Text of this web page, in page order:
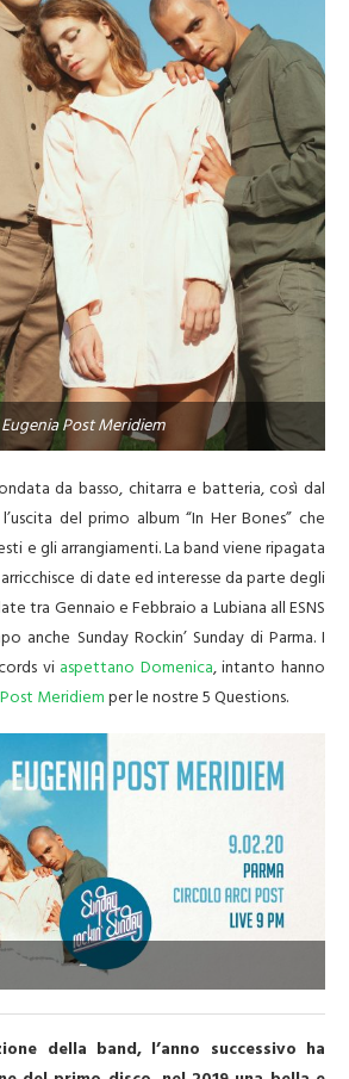
Eugenia Post Meridiem
da basso, chitarra e batteria, così dal
del primo album “In Her Bones” che
e gli arrangiamenti. La band viene ripagata
di date ed interesse da parte degli
tra Gennaio e Febbraio a Lubiana all ESNS
anche Sunday Rockin’ Sunday di Parma. I
vi aspettano Domenica, intanto hanno
Meridiemper le nostre 5 Questions.
–
della band, l’anno successivo ha